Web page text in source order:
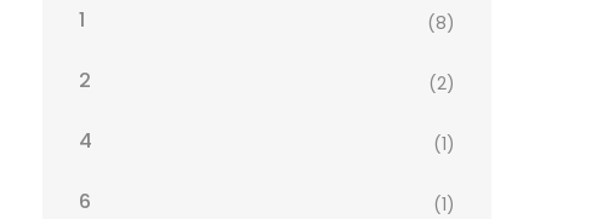
1 (8)
2 (2)
4 (1)
6 (1)